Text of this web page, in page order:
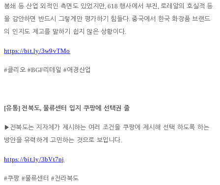
봉쇄 등 산업 외적인 측면도 있었지만, 618 행사에서 부진 ,로레알의 호실적 등
을 감안하면 반드시 그렇게만 평가하기 힘들다.중국에서 한국 화장품 브랜드
의 인지도 제고를 말하기 쉽지 않은 상황이다.
https://bit.ly/3w9vTMo
#클리오#BGF리테일#애경산업
[유통]전북도, 물류센터 입지 쿠팡에 선택권 줄
▶ 전북도는 지자체가 제시하는 여러 조건을 쿠팡에 제시해 선택 하도록 하는
방안을 유력하게 고민하는 것으로 보입니다.
https://bit.ly/3bVt7nj
#쿠팡 #물류센터#전라북도